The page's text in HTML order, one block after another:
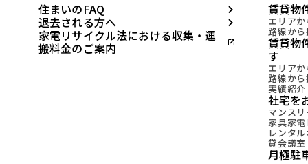
住まいのFAQ arrow_forward_ios
退去される方へ arrow_forward_ios
家電リサイクル法における収集・運
搬料金のご案内 open_in_new
賃貸物
エリア
路線か
賃貸物
す
エリア
路線か
実績紹介
社宅を
マンス
家具家
レンタ
貸会議室
月極駐